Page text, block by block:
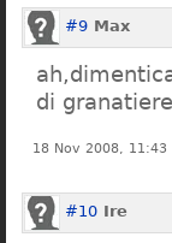
#9 Max
di
18 Nov 2008, 11:43
#10 Ire